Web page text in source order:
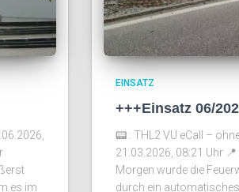
es im
EINSATZ
+++Einsatz 06/
📟 : THL2 VU eCall –
21.03.2026, 08:21 Uhr
Morgen wurde die
durch ein